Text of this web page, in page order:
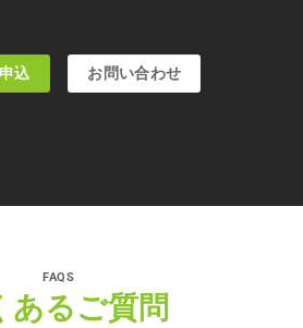
込 お問い合わせ
FAQS
あるご質問